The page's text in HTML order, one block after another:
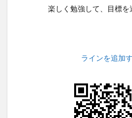
楽しく勉強して、目標を
ラインを追加